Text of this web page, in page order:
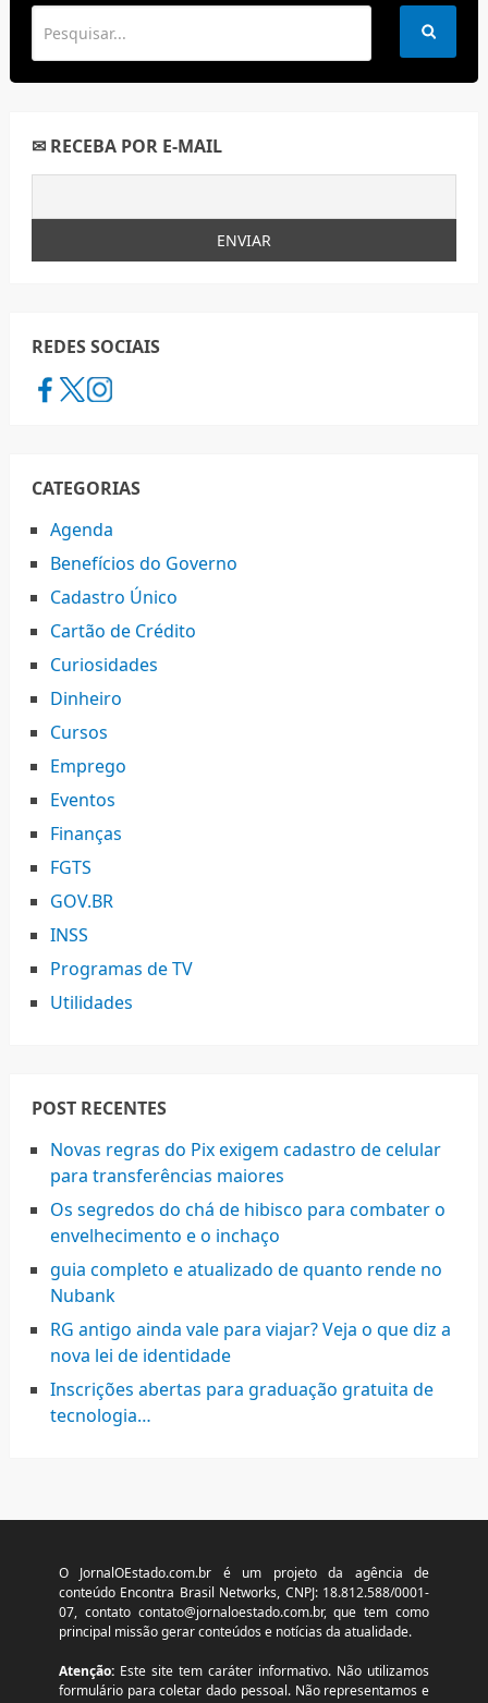
✉ RECEBA POR E-MAIL
REDES SOCIAIS
CATEGORIAS
Agenda
Benefícios do Governo
Cadastro Único
Cartão de Crédito
Curiosidades
Dinheiro
Cursos
Emprego
Eventos
Finanças
FGTS
GOV.BR
INSS
Programas de TV
Utilidades
POST RECENTES
Novas regras do Pix exigem cadastro de celular
para transferências maiores
Os segredos do chá de hibisco para combater o
envelhecimento e o inchaço
guia completo e atualizado de quanto rende no
Nubank
RG antigo ainda vale para viajar? Veja o que diz a
nova lei de identidade
Inscrições abertas para graduação gratuita de
tecnologia…
O JornalOEstado.com.br é um projeto da agência de
conteúdo Encontra Brasil Networks, CNPJ: 18.812.588/0001-
07, contato contato@jornaloestado.com.br, que tem como
principal missão gerar conteúdos e notícias da atualidade.
Atenção:Este site tem caráter informativo. Não utilizamos
formulário para coletar dado pessoal. Não representamos e